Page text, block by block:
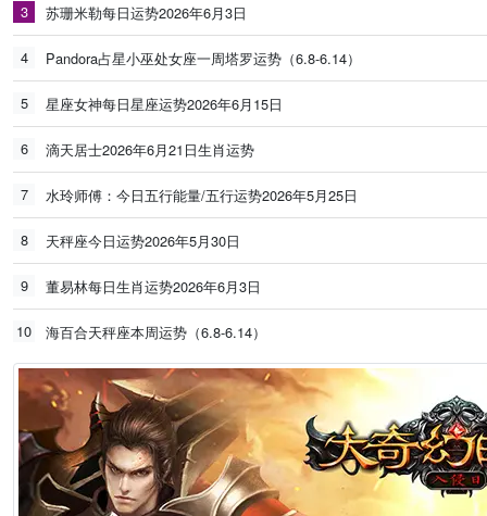
3 苏珊米勒每日运势2026年6月3日
4 Pandora占星小巫处女座一周塔罗运势（6.8-6.14）
5 星座女神每日星座运势2026年6月15日
6 滴天居士2026年6月21日生肖运势
7 水玲师傅：今日五行能量/五行运势2026年5月25日
8 天秤座今日运势2026年5月30日
9 董易林每日生肖运势2026年6月3日
10 海百合天秤座本周运势（6.8-6.14）